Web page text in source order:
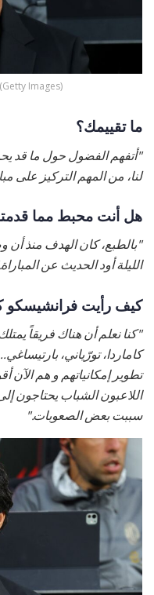
Images)
ما تقييمك؟
"أتفهم الفضول حول ما قد
لنا، من المهم التركيز على
هل أنت محبط مما
"بالطبع، كان الهدف منذ أن
الليلة أود الحديث عن
كيف رأيت فرانشيسكو
"كنا نعلم أن هناك فريقاً
كاماردا، تورّياني،
تطوير إمكانياتهم و هم
اللاعبون الشباب يحتاجون إلى
سببت بعض الصعوبات."